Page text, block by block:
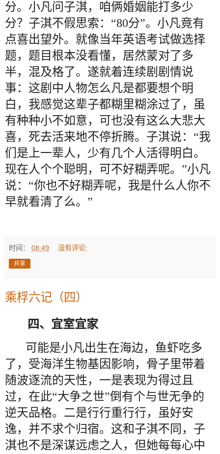
分。小凡问子淇，咱俩婚姻能打多少
分？子淇不假思索：“80分”。小凡竟有
点喜出望外。就像当年英语考试做选择
题，题目根本没看懂，居然蒙对了多
半，混及格了。遂就着连续剧剧情说
事：这剧中人物怎么凡是都要想个明
白，我感觉这辈子都糊里糊涂过了，虽
有种种小不如意，可也没有这么大悲大
喜，死去活来地不停折腾。子淇说：“我
们是上一辈人，少有几个人活得明白。
现在人个个聪明，可不好糊弄呢。”小凡
说：“你也不好糊弄呢，我是什么人你不
早就看清了么。”
时间： 08:49 没有评论:
共享
乘桴六记（四）
四、宜室宜家
可能是小凡出生在海边，鱼虾吃多
了，受海洋生物基因影响，骨子里带着
随波逐流的天性，一是表现为得过且
过，在此“大争之世”倒有个与世无争的
逆天品格。二是行行重行行，虽好安
逸，并不求个归宿。这和子淇不同，子
淇也不是深谋远虑之人，但她每每心中